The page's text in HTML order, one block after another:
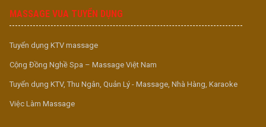
MASSAGE VUA TUYỂN DỤNG
Tuyển dụng KTV massage
Cộng Đồng Nghề Spa – Massage Việt Nam
Tuyển dụng KTV, Thu Ngân, Quản Lý - Massage, Nhà Hàng, Karaoke
Việc Làm Massage